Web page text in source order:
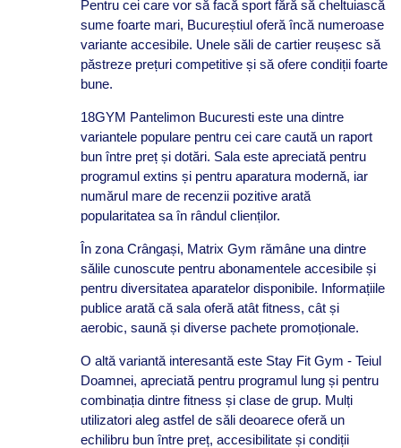
Pentru cei care vor să facă sport fără să cheltuiască
sume foarte mari, Bucureștiul oferă încă numeroase
variante accesibile. Unele săli de cartier reușesc să
păstreze prețuri competitive și să ofere condiții foarte
bune.
18GYM Pantelimon Bucuresti este una dintre
variantele populare pentru cei care caută un raport
bun între preț și dotări. Sala este apreciată pentru
programul extins și pentru aparatura modernă, iar
numărul mare de recenzii pozitive arată
popularitatea sa în rândul clienților.
În zona Crângași, Matrix Gym rămâne una dintre
sălile cunoscute pentru abonamentele accesibile și
pentru diversitatea aparatelor disponibile. Informațiile
publice arată că sala oferă atât fitness, cât și
aerobic, saună și diverse pachete promoționale.
O altă variantă interesantă este Stay Fit Gym - Teiul
Doamnei, apreciată pentru programul lung și pentru
combinația dintre fitness și clase de grup. Mulți
utilizatori aleg astfel de săli deoarece oferă un
echilibru bun între preț, accesibilitate și condiții